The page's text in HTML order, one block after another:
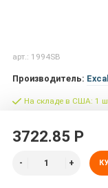
арт.: 1994SB
Производитель:
На складе в США: 1
3722.85 Р